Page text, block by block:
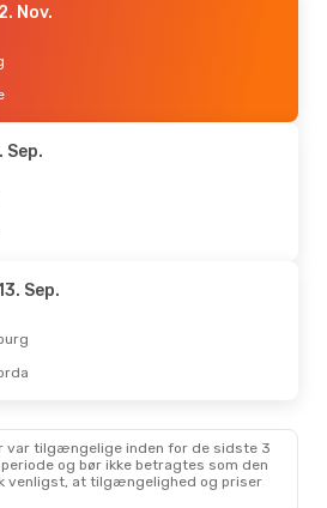
Nov.
Sep.
Sep.
var tilgængelige inden for de sidste 3
og bør ikke betragtes som den
venligst, at tilgængelighed og priser